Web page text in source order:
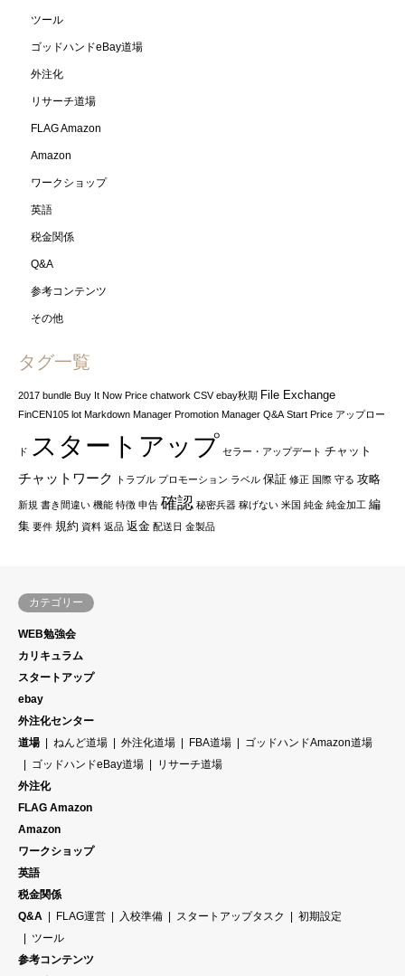
ツール
ゴッドハンドeBay道場
外注化
リサーチ道場
FLAG Amazon
Amazon
ワークショップ
英語
税金関係
Q&A
参考コンテンツ
その他
タグ一覧
2017 bundle Buy It Now Price chatwork CSV ebay秋期 File Exchange
FinCEN105 lot Markdown Manager Promotion Manager Q&A Start Price アップロー
ド スタートアップ セラー・アップデート チャット
チャットワーク トラブル プロモーション ラベル 保証 修正 国際 守る 攻略
新規 書き間違い 機能 特徴 申告 確認 秘密兵器 稼げない 米国 純金 純金加工 編
集 要件 規約 資料 返品 返金 配送日 金製品
カテゴリー
WEB勉強会
カリキュラム
スタートアップ
ebay
外注化センター
道場
ねんど道場 外注化道場 FBA道場
ゴッドハンドAmazon道場
ゴッドハンドeBay道場
リサーチ道場
外注化
FLAG Amazon
Amazon
ワークショップ
英語
税金関係
Q&A
FLAG運営 入校準備 スタートアップタスク
初期設定
ツール
参考コンテンツ